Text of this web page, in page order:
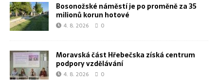
Bosonožské náměstí je po proměně za 35
milionů korun hotové
4. 8. 2026 0
Moravská část Hřebečska získá centrum
podpory vzdělávání
4. 8. 2026 0